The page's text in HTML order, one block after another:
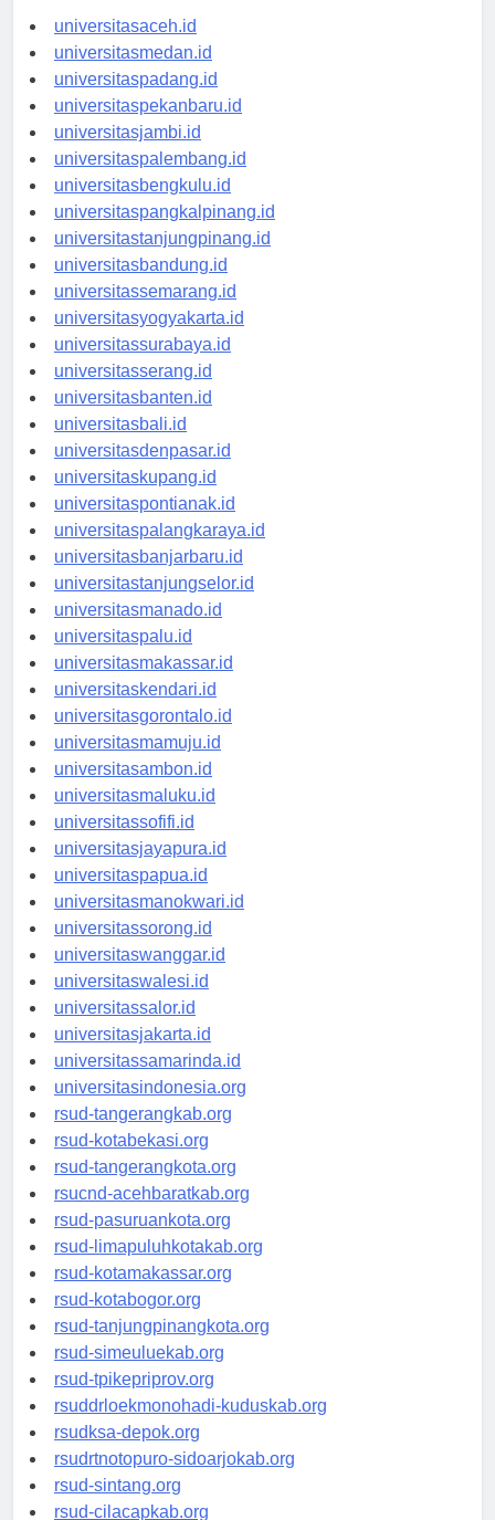
universitasaceh.id
universitasmedan.id
universitaspadang.id
universitaspekanbaru.id
universitasjambi.id
universitaspalembang.id
universitasbengkulu.id
universitaspangkalpinang.id
universitastanjungpinang.id
universitasbandung.id
universitassemarang.id
universitasyogyakarta.id
universitassurabaya.id
universitasserang.id
universitasbanten.id
universitasbali.id
universitasdenpasar.id
universitaskupang.id
universitaspontianak.id
universitaspalangkaraya.id
universitasbanjarbaru.id
universitastanjungselor.id
universitasmanado.id
universitaspalu.id
universitasmakassar.id
universitaskendari.id
universitasgorontalo.id
universitasmamuju.id
universitasambon.id
universitasmaluku.id
universitassofifi.id
universitasjayapura.id
universitaspapua.id
universitasmanokwari.id
universitassorong.id
universitaswanggar.id
universitaswalesi.id
universitassalor.id
universitasjakarta.id
universitassamarinda.id
universitasindonesia.org
rsud-tangerangkab.org
rsud-kotabekasi.org
rsud-tangerangkota.org
rsucnd-acehbaratkab.org
rsud-pasuruankota.org
rsud-limapuluhkotakab.org
rsud-kotamakassar.org
rsud-kotabogor.org
rsud-tanjungpinangkota.org
rsud-simeuluekab.org
rsud-tpikepriprov.org
rsuddrloekmonohadi-kuduskab.org
rsudksa-depok.org
rsudrtnotopuro-sidoarjokab.org
rsud-sintang.org